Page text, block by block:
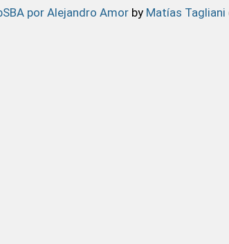
por Alejandro Amor by Matías Tagliani